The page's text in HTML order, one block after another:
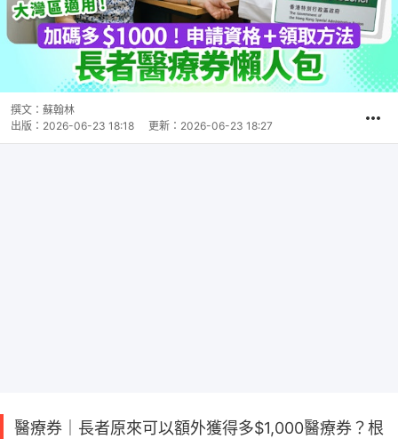
撰文： 蘇翰林
出版： 2026-06-23 18:18 更新： 2026-06-23 18:27
醫療券｜長者原來可以額外獲得多$1,000醫療券？根